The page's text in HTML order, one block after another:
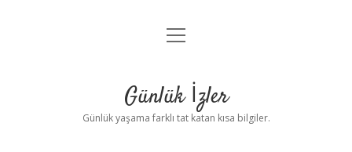
Anasayfa
Yasal Uyarı
menüyü
Günlük İzler
Günlük yaşama farklı tat katan kısa bilgiler.